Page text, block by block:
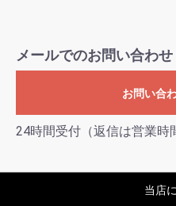
メールでのお問い合わせ
お問い合
24時間受付（返信は営業時
当店